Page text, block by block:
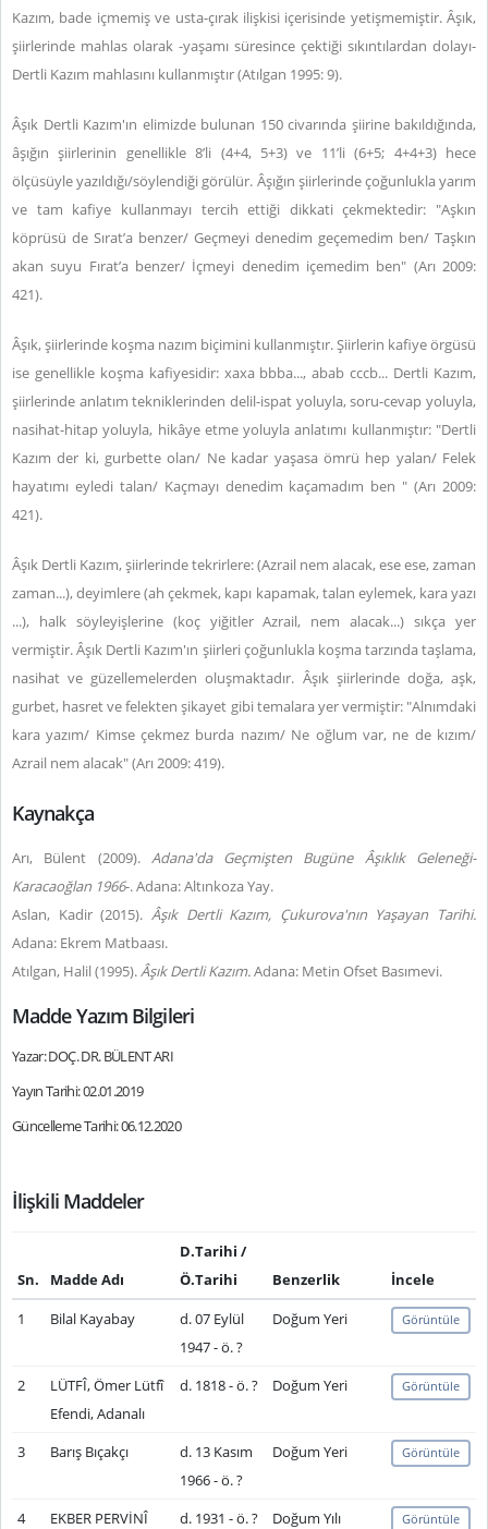
Kazım, bade içmemiş ve usta-çırak ilişkisi içerisinde yetişmemiştir. Âşık,
şiirlerinde mahlas olarak -yaşamı süresince çektiği sıkıntılardan dolayı-
Dertli Kazım mahlasını kullanmıştır (Atılgan 1995: 9).
Âşık Dertli Kazım'ın elimizde bulunan 150 civarında şiirine bakıldığında,
âşığın şiirlerinin genellikle 8’li (4+4, 5+3) ve 11’li (6+5; 4+4+3) hece
ölçüsüyle yazıldığı/söylendiği görülür. Âşığın şiirlerinde çoğunlukla yarım
ve tam kafiye kullanmayı tercih ettiği dikkati çekmektedir: "Aşkın
köprüsü de Sırat’a benzer/ Geçmeyi denedim geçemedim ben/ Taşkın
akan suyu Fırat’a benzer/ İçmeyi denedim içemedim ben" (Arı 2009:
421).
Âşık, şiirlerinde koşma nazım biçimini kullanmıştır. Şiirlerin kafiye örgüsü
ise genellikle koşma kafiyesidir: xaxa bbba..., abab cccb... Dertli Kazım,
şiirlerinde anlatım tekniklerinden delil-ispat yoluyla, soru-cevap yoluyla,
nasihat-hitap yoluyla, hikâye etme yoluyla anlatımı kullanmıştır: "Dertli
Kazım der ki, gurbette olan/ Ne kadar yaşasa ömrü hep yalan/ Felek
hayatımı eyledi talan/ Kaçmayı denedim kaçamadım ben " (Arı 2009:
421).
Âşık Dertli Kazım, şiirlerinde tekrirlere: (Azrail nem alacak, ese ese, zaman
zaman...), deyimlere (ah çekmek, kapı kapamak, talan eylemek, kara yazı
...), halk söyleyişlerine (koç yiğitler Azrail, nem alacak...) sıkça yer
vermiştir. Âşık Dertli Kazım'ın şiirleri çoğunlukla koşma tarzında taşlama,
nasihat ve güzellemelerden oluşmaktadır. Âşık şiirlerinde doğa, aşk,
gurbet, hasret ve felekten şikayet gibi temalara yer vermiştir: "Alnımdaki
kara yazım/ Kimse çekmez burda nazım/ Ne oğlum var, ne de kızım/
Azrail nem alacak" (Arı 2009: 419).
Kaynakça
Arı, Bülent (2009). Adana'da Geçmişten Bugüne Âşıklık Geleneği-
Karacaoğlan 1966-. Adana: Altınkoza Yay.
Aslan, Kadir (2015). Âşık Dertli Kazım, Çukurova'nın Yaşayan Tarihi.
Adana: Ekrem Matbaası.
Atılgan, Halil (1995).Âşık Dertli Kazım.Adana: Metin Ofset Basımevi.
Madde Yazım Bilgileri
Yazar: DOÇ. DR. BÜLENT ARI
Yayın Tarihi: 02.01.2019
Güncelleme Tarihi: 06.12.2020
İlişkili Maddeler
Sn. Madde Adı
D.Tarihi /
Ö.Tarihi
Benzerlik
İncele
1
Bilal Kayabay
d. 07 Eylül
1947 - ö. ?
Doğum Yeri Görüntüle
2
LÜTFÎ, Ömer Lütfî
Efendi, Adanalı
d. 1818 - ö. ? Doğum Yeri Görüntüle
3 Barış Bıçakçı
d. 13 Kasım
1966 - ö. ?
Doğum Yeri Görüntüle
4 EKBER PERVİNÎ d. 1931 - ö. ? Doğum Yılı Görüntüle